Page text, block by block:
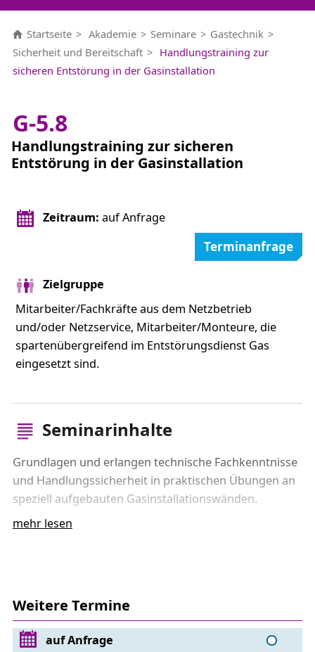
Startseite Akademie Seminare
Gastechnik
Sicherheit und Bereitschaft
Handlungstraining zur
sicheren Entstörung in der Gasinstallation
G-5.8
Handlungstraining zur sicheren
Entstörung in der Gasinstallation
Zeitraum: auf Anfrage
Terminanfrage
Zielgruppe
Mitarbeiter/Fachkräfte aus dem Netzbetrieb
und/oder Netzservice, Mitarbeiter/Monteure, die
spartenübergreifend im Entstörungsdienst Gas
eingesetzt sind.
Seminarinhalte
Grundlagen und erlangen technische Fachkenntnisse
und Handlungssicherheit in praktischen Übungen an
speziell aufgebauten Gasinstallationswänden.
Theoretischer Teil
der Gasinstallationsanlage sowie zum Spüren und
Messen von Gasen
mehr lesen
Weitere Termine
auf Anfrage